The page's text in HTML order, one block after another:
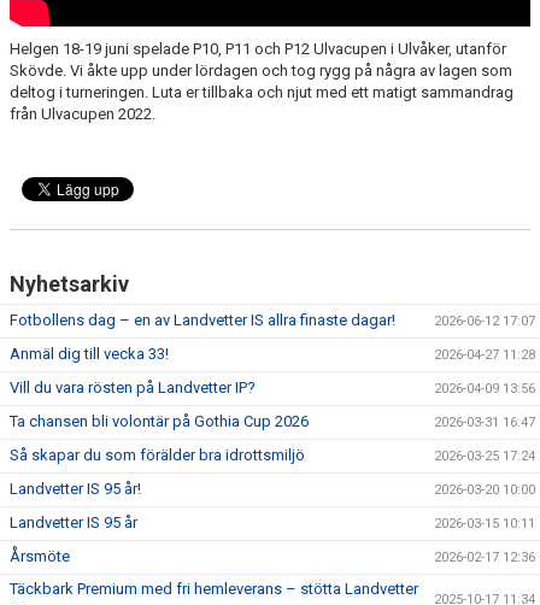
MEDIA
KONTAKT
FOTBOLLSSKOLA 2026
Helgen 18-19 juni spelade P10, P11 och P12 Ulvacupen i Ulvåker, utanför
Skövde. Vi åkte upp under lördagen och tog rygg på några av lagen som
deltog i turneringen. Luta er tillbaka och njut med ett matigt sammandrag
från Ulvacupen 2022.
Nyhetsarkiv
Fotbollens dag – en av Landvetter IS allra finaste dagar! 2026-06-12 17:07
Anmäl dig till vecka 33! 2026-04-27 11:28
Vill du vara rösten på Landvetter IP? 2026-04-09 13:56
Ta chansen bli volontär på Gothia Cup 2026 2026-03-31 16:47
Så skapar du som förälder bra idrottsmiljö 2026-03-25 17:24
Landvetter IS 95 år! 2026-03-20 10:00
Landvetter IS 95 år 2026-03-15 10:11
Årsmöte 2026-02-17 12:36
Täckbark Premium med fri hemleverans – stötta Landvetter
2025-10-17 11:34